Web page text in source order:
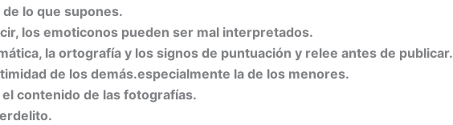
de lo que supones.
los emoticonos pueden ser mal interpretados.
la ortografía y los signos de puntuación y relee antes de publicar.
de los demás.especialmente la de los menores.
contenido de las fotografías.